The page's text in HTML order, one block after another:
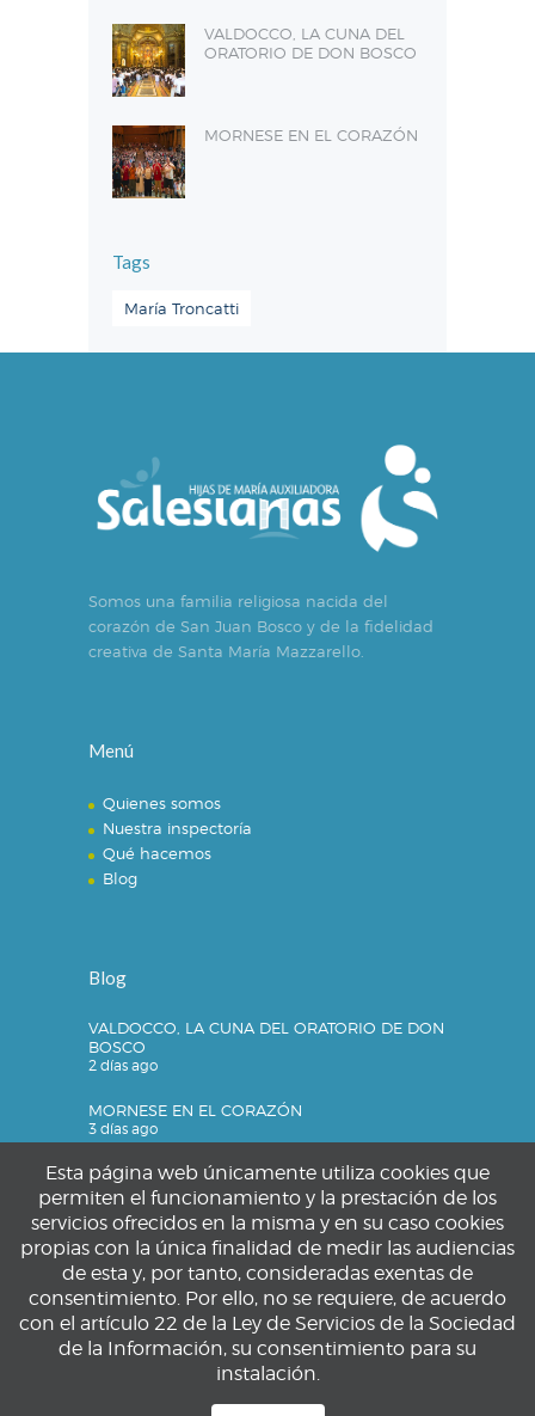
VALDOCCO, LA CUNA DEL
ORATORIO DE DON BOSCO
MORNESE EN EL CORAZÓN
Tags
María Troncatti
Somos una familia religiosa nacida del
corazón de San Juan Bosco y de la fidelidad
creativa de Santa María Mazzarello.
Menú
Quienes somos
Nuestra inspectoría
Qué hacemos
Blog
Blog
VALDOCCO, LA CUNA DEL ORATORIO DE DON
BOSCO
2 días ago
MORNESE EN EL CORAZÓN
3 días ago
Privacidad
Política de privacidad
Política de cookies
Aviso legal
Esta página web únicamente utiliza cookies que
permiten el funcionamiento y la prestación de los
servicios ofrecidos en la misma y en su caso cookies
propias con la única finalidad de medir las audiencias
de esta y, por tanto, consideradas exentas de
consentimiento. Por ello, no se requiere, de acuerdo
con el artículo 22 de la Ley de Servicios de la Sociedad
de la Información, su consentimiento para su
instalación.